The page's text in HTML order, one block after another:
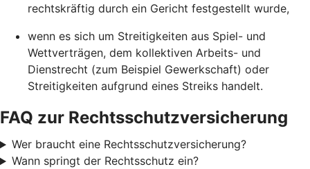
rechtskräftig durch ein Gericht festgestellt wurde,
wenn es sich um Streitigkeiten aus Spiel- und
Wettverträgen, dem kollektiven Arbeits- und
Dienstrecht (zum Beispiel Gewerkschaft) oder
Streitigkeiten aufgrund eines Streiks handelt.
FAQ zur Rechtsschutzversicherung
Wer braucht eine Rechtsschutzversicherung?
Wann springt der Rechtsschutz ein?